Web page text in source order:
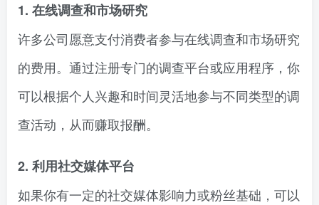
1. 在线调查和市场研究
许多公司愿意支付消费者参与在线调查和市场研究
的费用。通过注册专门的调查平台或应用程序，你
可以根据个人兴趣和时间灵活地参与不同类型的调
查活动，从而赚取报酬。
2. 利用社交媒体平台
如果你有一定的社交媒体影响力或粉丝基础，可以